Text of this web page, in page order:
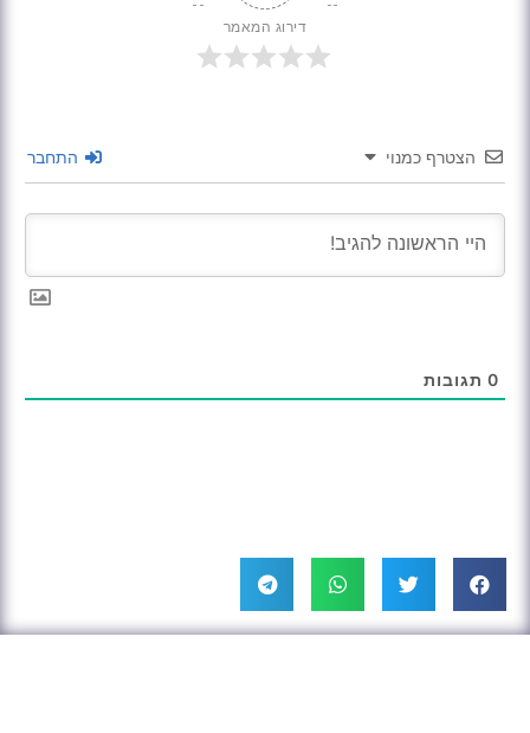
דירוג המאמר
הצטרף כמנוי התחבר
0 תגובות